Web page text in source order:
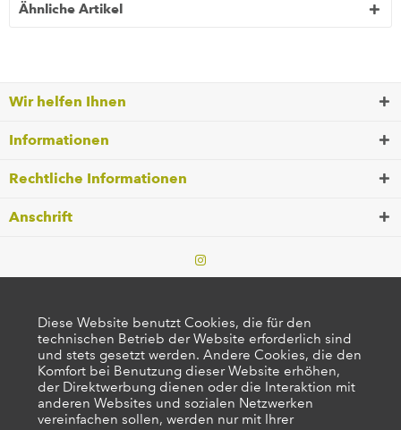
Ähnliche Artikel
Wir helfen Ihnen
Informationen
Rechtliche Informationen
Anschrift
Diese Website benutzt Cookies, die für den
technischen Betrieb der Website erforderlich sind
und stets gesetzt werden. Andere Cookies, die den
Komfort bei Benutzung dieser Website erhöhen,
der Direktwerbung dienen oder die Interaktion mit
anderen Websites und sozialen Netzwerken
vereinfachen sollen, werden nur mit Ihrer